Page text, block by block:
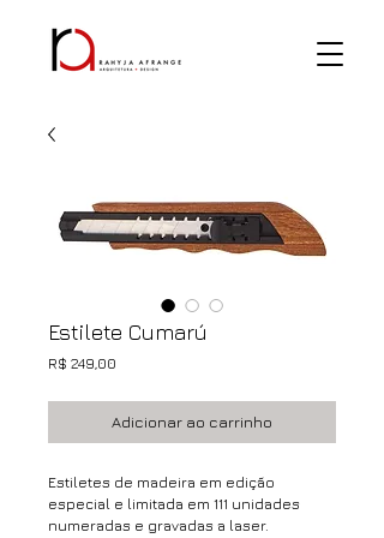
Estilete Cumarú
R$ 249,00
Adicionar ao carrinho
Estiletes de madeira em edição
especial e limitada em 111 unidades
numeradas e gravadas a laser.